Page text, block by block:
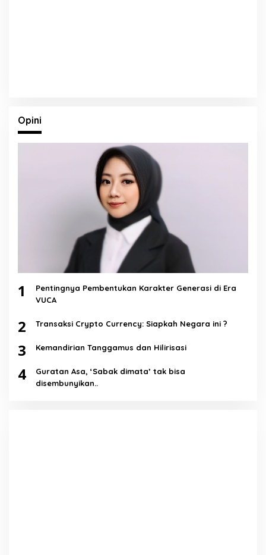
Opini
1
Pentingnya Pembentukan Karakter Generasi di Era
VUCA
2 Transaksi Crypto Currency: Siapkah Negara ini ?
3 Kemandirian Tanggamus dan Hilirisasi
4
Guratan Asa, ‘Sabak dimata’ tak bisa
disembunyikan..